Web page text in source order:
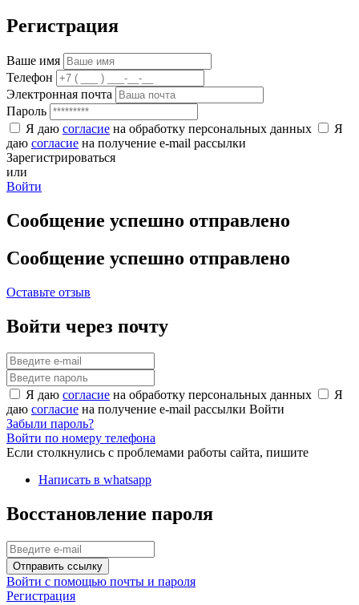
Регистрация
Ваше имя
Телефон
Электронная почта
Пароль
Я даю согласие на обработку персональных данных
Я
даю согласие на получение e-mail рассылки
Зарегистрироваться
или
Войти
Сообщение успешно отправлено
Сообщение успешно отправлено
Оставьте отзыв
Войти через почту
Я даю согласие на обработку персональных данных
Я
даю согласие на получение e-mail рассылки Войти
Забыли пароль?
Войти по номеру телефона
Если столкнулись с проблемами работы сайта, пишите
Написать в whatsapp
Восстановление пароля
Отправить ссылку
Войти с помощью почты и пароля
Регистрация